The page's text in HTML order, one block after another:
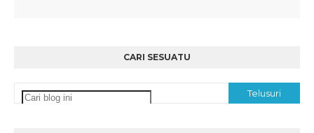
CARI SESUATU